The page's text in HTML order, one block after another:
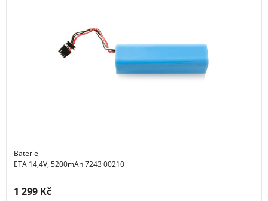
Baterie
ETA 14,4V, 5200mAh 7243 00210
Cena s DPH:
1 299 Kč